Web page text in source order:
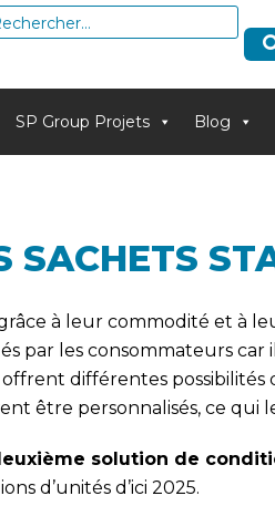
:
SP Group Projets Blog
SACHETS
à leur commodité et à
par les consommateurs
différentes
être personnalisés, ce qui
solution de
d’unités d’ici 2025.